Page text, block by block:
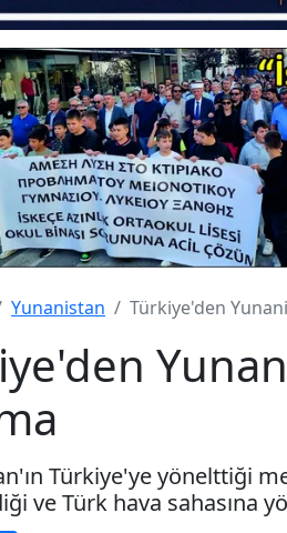
Yunanistan Türkiye'den
Türkiye'ye yönelttiği
ve Türk hava sahasına